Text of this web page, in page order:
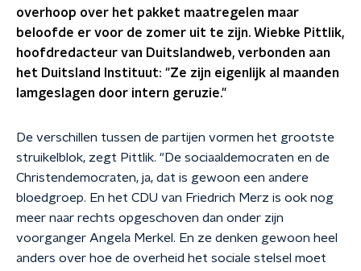
overhoop over het pakket maatregelen maar
beloofde er voor de zomer uit te zijn. Wiebke Pittlik,
hoofdredacteur van Duitslandweb, verbonden aan
het Duitsland Instituut: "Ze zijn eigenlijk al maanden
lamgeslagen door intern geruzie."
De verschillen tussen de partijen vormen het grootste
struikelblok, zegt Pittlik. "De sociaaldemocraten en de
Christendemocraten, ja, dat is gewoon een andere
bloedgroep. En het CDU van Friedrich Merz is ook nog
meer naar rechts opgeschoven dan onder zijn
voorganger Angela Merkel. En ze denken gewoon heel
anders over hoe de overheid het sociale stelsel moet